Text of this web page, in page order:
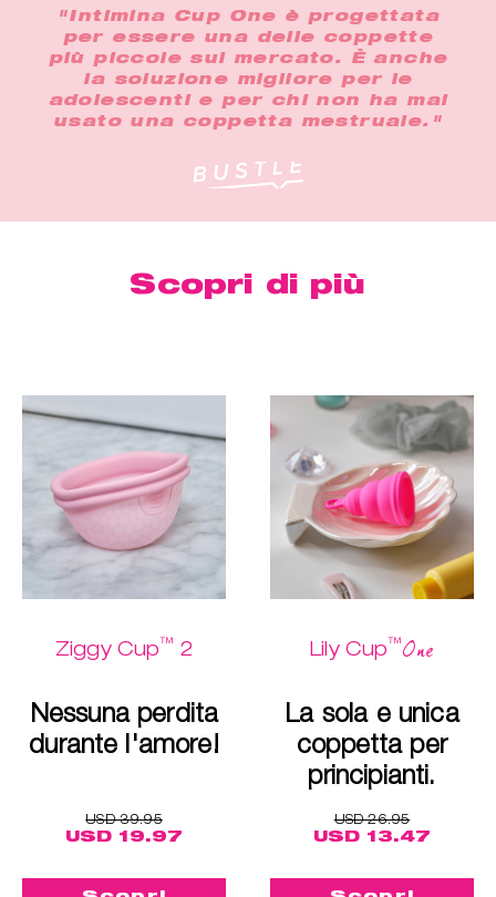
"Intimina Cup One è progettata
per essere una delle coppette
più piccole sul mercato. È anche
la soluzione migliore per le
adolescenti e per chi non ha mai
usato una coppetta mestruale."
Scopri di più
Ziggy Cup™ 2
Nessuna perdita
durante l'amore!
USD 39.95
USD 19.97
Lily Cup™One
La sola e unica
coppetta per
principianti.
USD 26.95
USD 13.47